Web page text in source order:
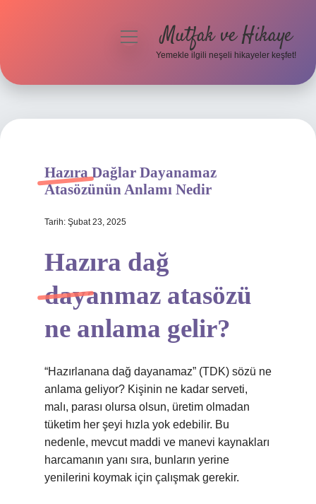
Hakkımızda
menüyüMutfak ve Hikaye
Yemekle ilgili neşeli hikayeler keşfet!
Hazıra Dağlar Dayanamaz
Atasözünün Anlamı Nedir
Tarih: Şubat 23, 2025
Hazıra dağ
dayanmaz atasözü
ne anlama gelir?
“Hazırlanana dağ dayanamaz” (TDK) sözü ne
anlama geliyor? Kişinin ne kadar serveti,
malı, parası olursa olsun, üretim olmadan
tüketim her şeyi hızla yok edebilir. Bu
nedenle, mevcut maddi ve manevi kaynakları
harcamanın yanı sıra, bunların yerine
yenilerini koymak için çalışmak gerekir.